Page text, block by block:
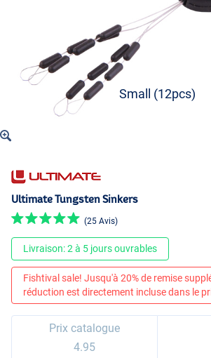
Small (12pcs)
Ultimate Tungsten Sinkers
(25 Avis)
Livraison: 2 à 5 jours ouvrables
Fishtival sale! Jusqu'à 20% de remise
réduction est directement incluse dans le
Prix catalogue
4.95